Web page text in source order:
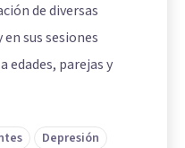
de diversas
sus sesiones
edades, parejas y
Depresión